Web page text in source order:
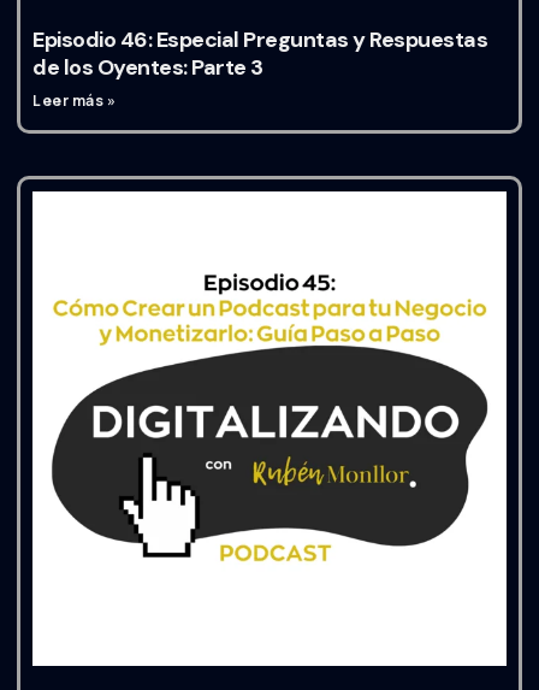
Episodio 46: Especial Preguntas y Respuestas
de los Oyentes: Parte 3
Leer más »